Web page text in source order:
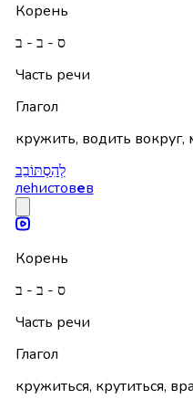
Корень
ס - ב - ב
Часть речи
Глагол
кружить, водить вокруг,
לְהִסְתּוֹבֵב
леhистовев
Корень
ס - ב - ב
Часть речи
Глагол
кружиться, крутиться,